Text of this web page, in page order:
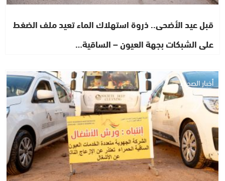
قبل عيد الأضحى.. ذروة استهلاك الماء تعيد ملف الضغط
على الشبكات بجهة العيون – الساقية…
أخبار الصحراء